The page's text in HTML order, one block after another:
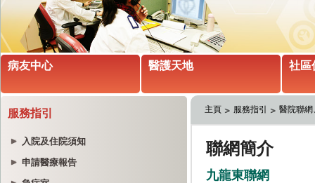
病友中心 醫護天地 社區
服務指引
入院及住院須知
申請醫療報告
主頁 服務指引 醫院聯網